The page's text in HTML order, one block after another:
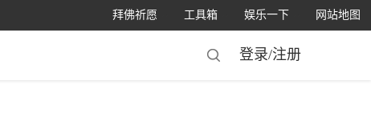
网站地图
娱乐一下
工具箱
拜佛祈愿
登录/注册